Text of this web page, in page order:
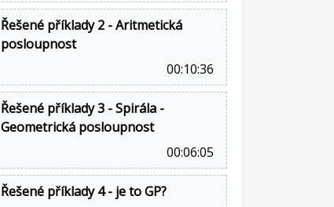
Řešené příklady 2 - Aritmetická
posloupnost
00:10:36
Řešené příklady 3 - Spirála -
Geometrická posloupnost
00:06:05
Řešené příklady 4 - je to GP?